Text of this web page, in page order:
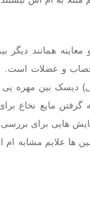
همانند دیگر
و عضلات است.
دیسک بین مهره
مایع نخاع
هایی برای
ها علایم